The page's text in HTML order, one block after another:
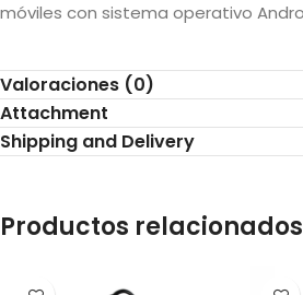
móviles con sistema operativo
Valoraciones (0)
Attachment
Shipping and Delivery
Productos relacionados